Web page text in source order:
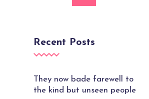
Recent Posts
They now bade farewell to
the kind but unseen people